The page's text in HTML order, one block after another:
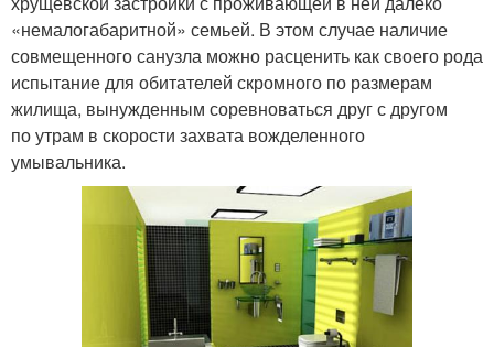
«немалогабаритной» семьей. В этом случае наличие
совмещенного санузла можно расценить как своего рода
испытание для обитателей скромного по размерам
жилища, вынужденным соревноваться друг с другом
по утрам в скорости захвата вожделенного
умывальника.